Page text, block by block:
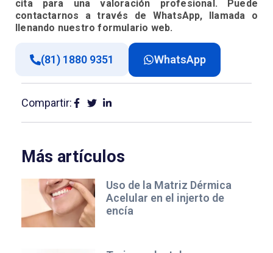
cita para una valoración profesional. Puede
contactarnos a través de WhatsApp, llamada o
llenando nuestro formulario web.
(81) 1880 9351 WhatsApp
Compartir:
Más artículos
Uso de la Matriz Dérmica
Acelular en el injerto de
encía